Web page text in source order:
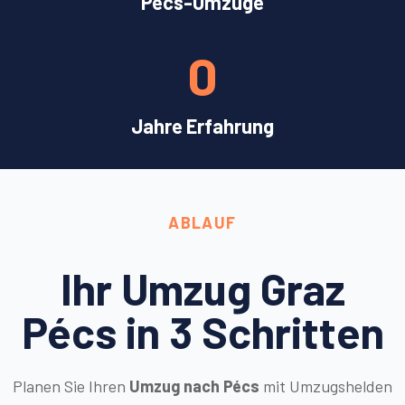
Jahre Erfahrung
0
ABLAUF
Ihr Umzug Graz
Pécs in 3 Schritten
Planen Sie Ihren Umzug nach Pécs mit Umzugshelden